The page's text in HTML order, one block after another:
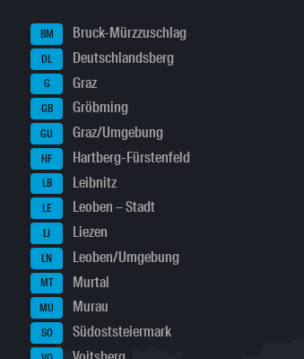
BM Bruck-Mürzzuschlag
DL Deutschlandsberg
G Graz
GB Gröbming
GU Graz/Umgebung
HF Hartberg-Fürstenfeld
LB Leibnitz
LE Leoben – Stadt
LI Liezen
LN Leoben/Umgebung
MT Murtal
MU Murau
SO Südoststeiermark